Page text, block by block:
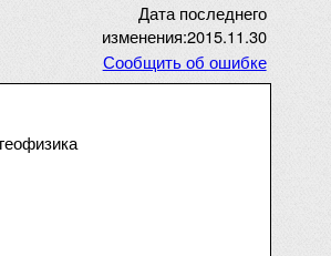
Дата последнего
изменения:2015.11.30
Сообщить об ошибке